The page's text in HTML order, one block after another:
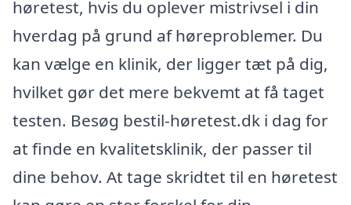
høretest, hvis du oplever mistrivsel i din
hverdag på grund af høreproblemer. Du
kan vælge en klinik, der ligger tæt på dig,
hvilket gør det mere bekvemt at få taget
testen. Besøg bestil-høretest.dk i dag for
at finde en kvalitetsklinik, der passer til
dine behov. At tage skridtet til en høretest